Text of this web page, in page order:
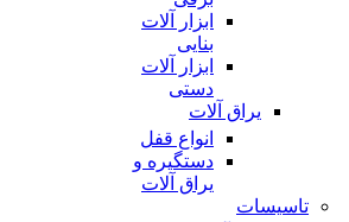
ابزار آلات
بنایی
ابزار آلات
دستی
یراق آلات
انواع قفل
دستگیره و
یراق آلات
تاسیسات